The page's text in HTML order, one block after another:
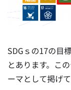
SDGｓの17の目
とあります。こ
ーマとして掲げ